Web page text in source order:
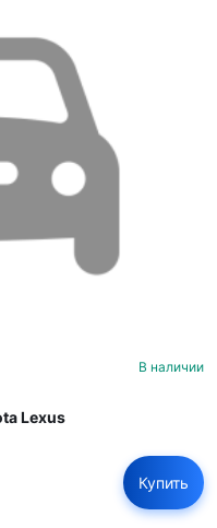
В наличии
Lexus
Купить